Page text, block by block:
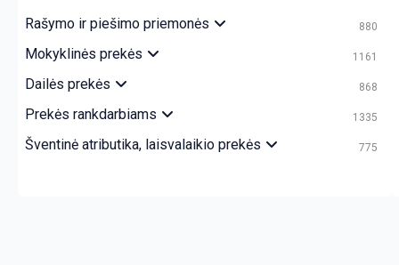
Rašymo ir piešimo priemonės 880
Mokyklinės prekės 1161
Dailės prekės 868
Prekės rankdarbiams 1335
Šventinė atributika, laisvalaikio prekės 775